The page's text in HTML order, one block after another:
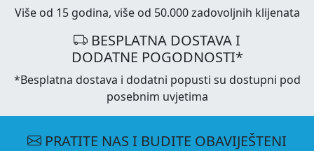
Više od 15 godina, više od 50.000 zadovoljnih klijenata
BESPLATNA DOSTAVA I
DODATNE POGODNOSTI*
*Besplatna dostava i dodatni popusti su dostupni pod
posebnim uvjetima
PRATITE NAS I BUDITE OBAVIJEŠTENI